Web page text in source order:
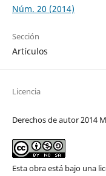
Núm. 20 (2014)
Sección
Artículos
Licencia
Derechos de autor 2014
Esta obra está bajo una